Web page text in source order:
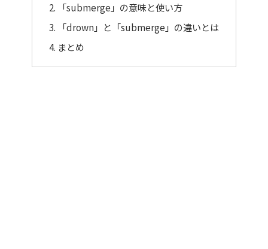
「submerge」の意味と使い方
「drown」と「submerge」の違いとは
まとめ